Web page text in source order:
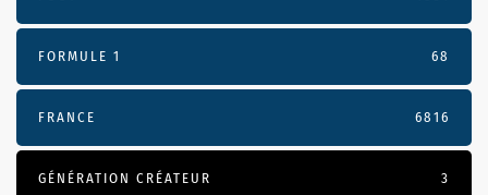
FORMULE 1 68
FRANCE 6816
GÉNÉRATION CRÉATEUR 3